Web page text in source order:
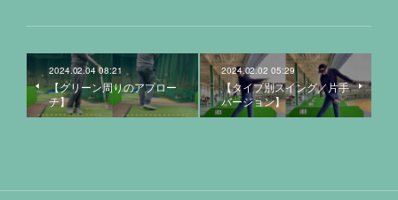
2024.02.04 08:21
【グリーン周りのアプロー
チ】
2024.02.02 05:29
【タイプ別スイング／片手
バージョン】